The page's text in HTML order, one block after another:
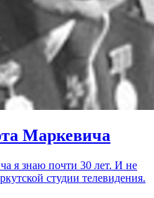
Маркевича
я знаю почти 30 лет. И не
студии телевидения.